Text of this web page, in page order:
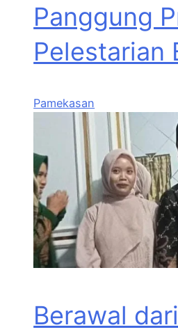
Panggung
Pelestarian
Pamekasan
Berawal dari